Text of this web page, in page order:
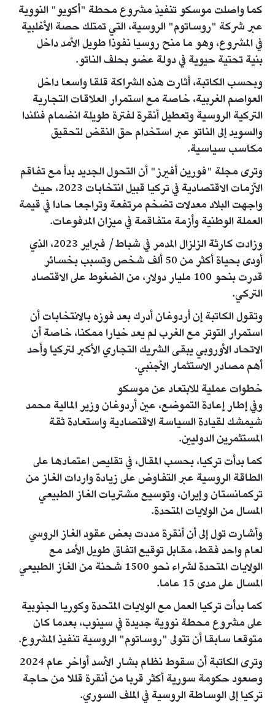
كما واصلت موسكو تنفيذ مشروع محطة "أكويو" النووية
عبر شركة "روساتوم" الروسية، التي تمتلك حصة الأغلبية
في المشروع، وهو ما منح روسيا نفوذا طويل الأمد داخل
بنية تحتية حيوية في دولة عضو بحلف الناتو.
وبحسب الكاتبة، أثارت هذه الشراكة قلقا واسعا داخل
العواصم الغربية، خاصة مع استمرار العلاقات التجارية
التركية الروسية وتعطيل أنقرة لفترة طويلة انضمام فنلندا
والسويد إلى الناتو عبر استخدام حق النقض لتحقيق
مكاسب سياسية.
وترى مجلة "فورين أفيرز" أن التحول الجديد بدأ مع تفاقم
الأزمات الاقتصادية في تركيا قبيل انتخابات 2023، حيث
واجهت البلاد معدلات تضخم مرتفعة وتراجعا حادا في قيمة
العملة الوطنية وأزمة متفاقمة في ميزان المدفوعات.
وزادت كارثة الزلزال المدمر في شباط/ فبراير 2023، الذي
أودى بحياة أكثر من 50 ألف شخص وتسبب بخسائر
قدرت بنحو 100 مليار دولار، من الضغوط على الاقتصاد
التركي.
وتقول الكاتبة إن أردوغان أدرك بعد فوزه بالانتخابات أن
استمرار التوتر مع الغرب لم يعد خيارا ممكنا، خاصة أن
الاتحاد الأوروبي يبقى الشريك التجاري الأكبر لتركيا وأحد
أهم مصادر الاستثمار الأجنبي.
خطوات عملية للابتعاد عن موسكو
وفي إطار إعادة التموضع، عين أردوغان وزير المالية محمد
شيمشك لقيادة السياسة الاقتصادية واستعادة ثقة
المستثمرين الدوليين.
كما بدأت تركيا، بحسب المقال، في تقليص اعتمادها على
الطاقة الروسية عبر التفاوض على زيادة واردات الغاز من
تركمانستان وإيران، وتوسيع مشتريات الغاز الطبيعي
المسال من الولايات المتحدة.
وأشارت تول إلى أن أنقرة مددت بعض عقود الغاز الروسي
لعام واحد فقط، مقابل توقيع اتفاق طويل الأمد مع
الولايات المتحدة لشراء نحو 1500 شحنة من الغاز الطبيعي
المسال على مدى 15 عاما.
كما بدأت تركيا العمل مع الولايات المتحدة وكوريا الجنوبية
على مشروع محطة نووية جديدة في سينوب، بعدما كان
متوقعا سابقا أن تتولى "روساتوم" الروسية تنفيذ المشروع.
وترى الكاتبة أن سقوط نظام بشار الأسد أواخر عام 2024
وصعود حكومة سورية أكثر قربا من أنقرة قللا من حاجة
تركيا إلى الوساطة الروسية في الملف السوري.